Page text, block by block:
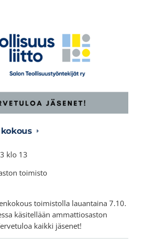
klo 13
toimisto
toimistolla lauantaina 7.10.
käsitellään ammattiosaston
kaikki jäsenet!